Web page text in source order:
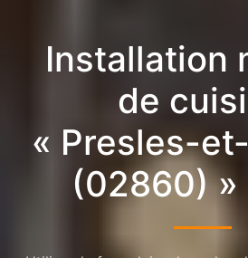
Installation
de
« Presles-
(02860)